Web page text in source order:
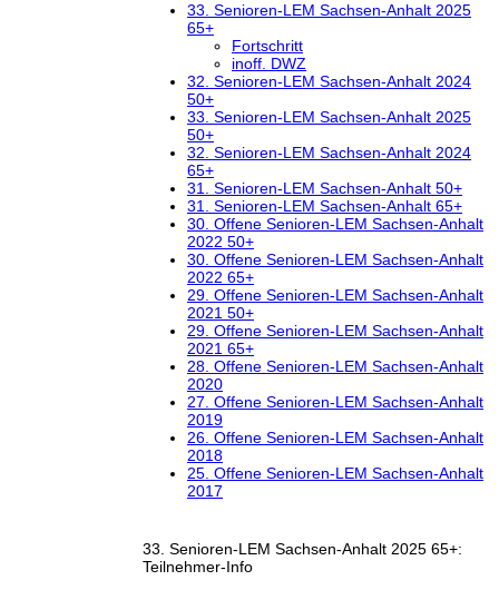
33. Senioren-LEM Sachsen-Anhalt 2025
65+
Fortschritt
inoff. DWZ
32. Senioren-LEM Sachsen-Anhalt 2024
50+
33. Senioren-LEM Sachsen-Anhalt 2025
50+
32. Senioren-LEM Sachsen-Anhalt 2024
65+
31. Senioren-LEM Sachsen-Anhalt 50+
31. Senioren-LEM Sachsen-Anhalt 65+
30. Offene Senioren-LEM Sachsen-Anhalt
2022 50+
30. Offene Senioren-LEM Sachsen-Anhalt
2022 65+
29. Offene Senioren-LEM Sachsen-Anhalt
2021 50+
29. Offene Senioren-LEM Sachsen-Anhalt
2021 65+
28. Offene Senioren-LEM Sachsen-Anhalt
2020
27. Offene Senioren-LEM Sachsen-Anhalt
2019
26. Offene Senioren-LEM Sachsen-Anhalt
2018
25. Offene Senioren-LEM Sachsen-Anhalt
2017
33. Senioren-LEM Sachsen-Anhalt 2025 65+:
Teilnehmer-Info